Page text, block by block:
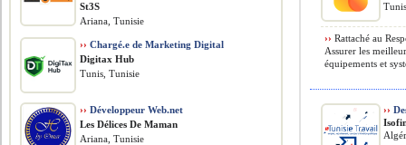
›› Rattaché au
Assurer les
équipements et
››
St3S
Ariana, Tunisie
›› Chargé.e de Marketing Digital
Digitax Hub
Tunis, Tunisie
›› Développeur Web.net
Les Délices De Maman
Ariana, Tunisie